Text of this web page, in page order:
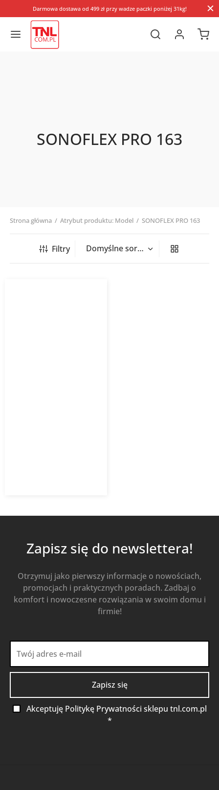
Darmowa dostawa od 499 zł przy wadze paczki poniżej 31kg!
SONOFLEX PRO 163
Strona główna / Atrybut produktu: Model / SONOFLEX PRO 163
Filtry
Zapisz się do newslettera!
Otrzymuj jako pierwszy informacje o nowościach,
promocjach i praktycznych poradach. Zadbaj o
komfort i nowoczesne rozwiązania w swoim domu i
firmie!
Akceptuję Politykę Prywatności sklepu tnl.com.pl
*